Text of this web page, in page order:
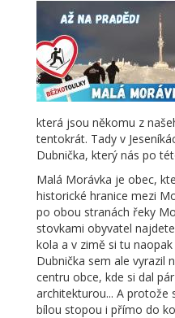
která jsou někomu z
tentokrát. Tady v
Dubnička, který nás po
Malá Morávka je obec,
historické hranice mezi
po obou stranách řeky
stovkami obyvatel
kola a v zimě si tu
Dubnička sem ale vyrazil
centru obce, kde si dal
architekturou... A protože
bílou stopou i přímo do